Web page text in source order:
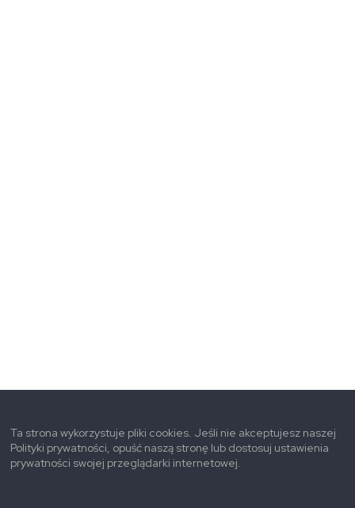
Ta strona wykorzystuje pliki cookies. Jeśli nie akceptujesz naszej
Polityki prywatności, opuść naszą stronę lub dostosuj ustawienia
prywatności swojej przeglądarki internetowej.